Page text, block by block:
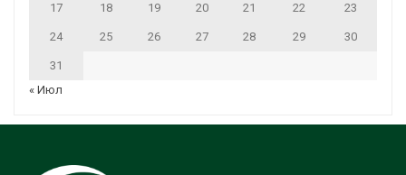
17 18 19 20 21 22 23
24 25 26 27 28 29 30
31
« Июл